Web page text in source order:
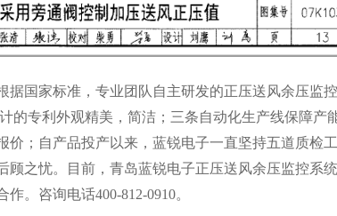
国家标准，专业团队自主研发的正压送风余压监
的专利外观精美，简洁；三条自动化生产线保障产
；自产品投产以来，蓝锐电子一直坚持五道质检
之忧。目前，青岛蓝锐电子正压送风余压监控系
。咨询电话400-812-0910。